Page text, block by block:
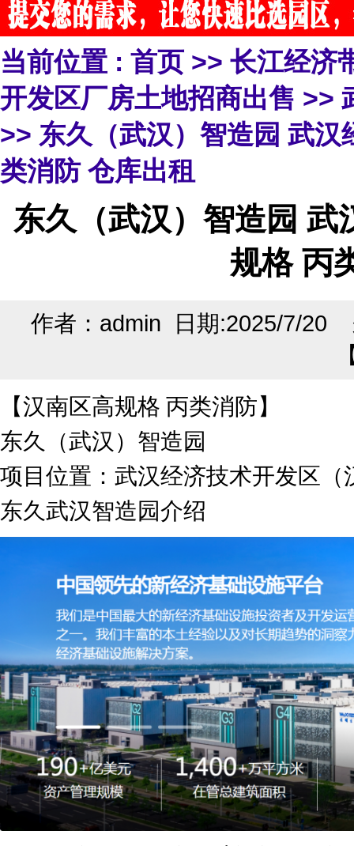
当前位置 : 首页 >> 长江经济
开发区厂房土地招商出售 >>
>> 东久（武汉）智造园 武
类消防 仓库出租
东久（武汉）智造园 武
规格 丙
作者：admin 日期:2025/7/20
【汉南区高规格 丙类消防】
东久（武汉）智造园
项目位置：武汉经济技术开发区（
东久武汉智造园介绍